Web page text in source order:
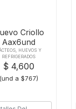
Criollo
Aax6und
HUEVOS Y
REFRIGERADOS
$ 4,600
(und a $767)